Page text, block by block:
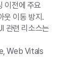
이전에 주요
웃 이동 방지.
관련 리소스는
Web Vitals